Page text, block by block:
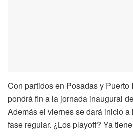
Con partidos en Posadas y
pondrá fin a la jornada inaugural
Además el viernes se dará inicio
fase regular. ¿Los playoff? Ya